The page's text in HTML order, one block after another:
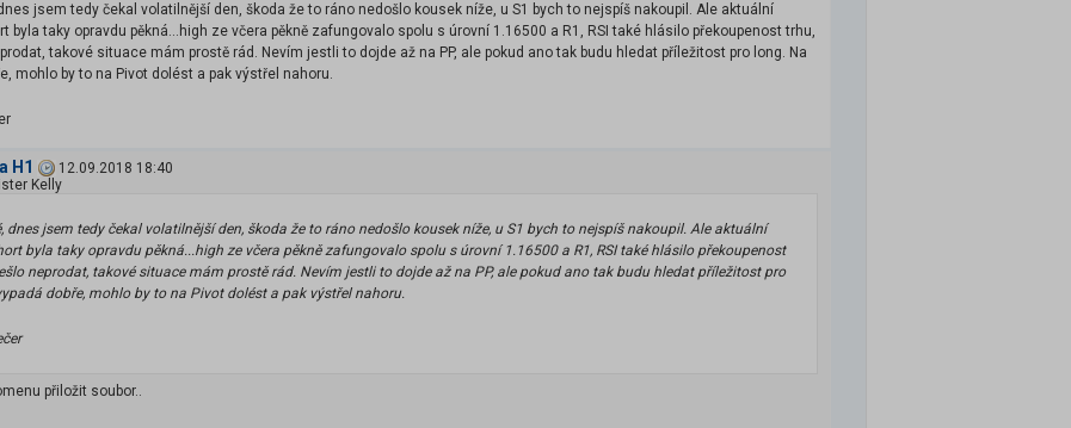
jsem tedy čekal volatilnější den, škoda že to ráno nedošlo kousek níže, u S1 bych to nejspíš nakoupil. Ale aktuální
byla taky opravdu pěkná...high ze včera pěkně zafungovalo spolu s úrovní 1.16500 a R1, RSI také hlásilo překoupenost trhu,
takové situace mám prostě rád. Nevím jestli to dojde až na PP, ale pokud ano tak budu hledat příležitost pro long. Na
mohlo by to na Pivot dolést a pak výstřel nahoru.
H1
12.09.2018 18:40
Kelly
dnes jsem tedy čekal volatilnější den, škoda že to ráno nedošlo kousek níže, u S1 bych to nejspíš nakoupil. Ale aktuální
byla taky opravdu pěkná...high ze včera pěkně zafungovalo spolu s úrovní 1.16500 a R1, RSI také hlásilo překoupenost
neprodat, takové situace mám prostě rád. Nevím jestli to dojde až na PP, ale pokud ano tak budu hledat příležitost pro
dobře, mohlo by to na Pivot dolést a pak výstřel nahoru.
přiložit soubor..